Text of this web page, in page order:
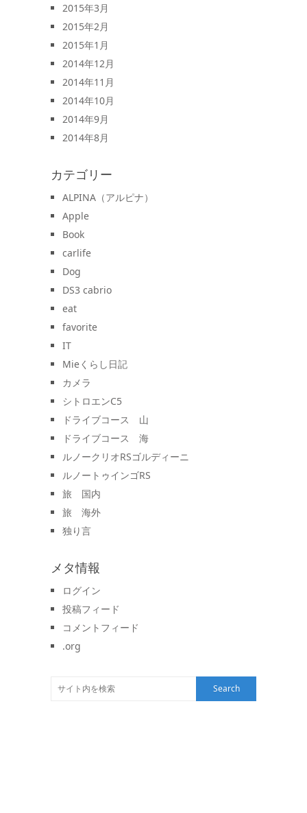
2015年3月
2015年2月
2015年1月
2014年12月
2014年11月
2014年10月
2014年9月
2014年8月
カテゴリー
ALPINA（アルピナ）
Apple
Book
carlife
Dog
DS3 cabrio
eat
favorite
IT
Mieくらし日記
カメラ
シトロエンC5
ドライブコース 山
ドライブコース 海
ルノークリオRSゴルディーニ
ルノートゥインゴRS
旅 国内
旅 海外
独り言
メタ情報
ログイン
投稿フィード
コメントフィード
.org